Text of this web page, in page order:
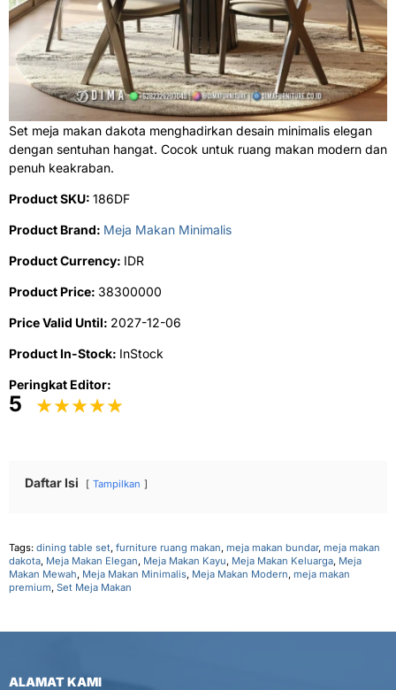
Set meja makan dakota menghadirkan desain minimalis elegan
dengan sentuhan hangat. Cocok untuk ruang makan modern dan
penuh keakraban.
Product SKU: 186DF
Product Brand: Meja Makan Minimalis
Product Currency: IDR
Product Price: 38300000
Price Valid Until: 2027-12-06
Product In-Stock: InStock
Peringkat Editor:
5
Daftar Isi Tampilkan
Tags: dining table set, furniture ruang makan, meja makan bundar, meja makan
dakota, Meja Makan Elegan, Meja Makan Kayu, Meja Makan Keluarga, Meja
Makan Mewah, Meja Makan Minimalis, Meja Makan Modern, meja makan
premium, Set Meja Makan
ALAMAT KAMI